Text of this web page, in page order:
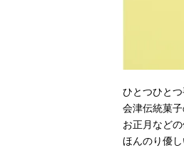
ひとつひと
会津伝統菓
お正月など
ほんのり優